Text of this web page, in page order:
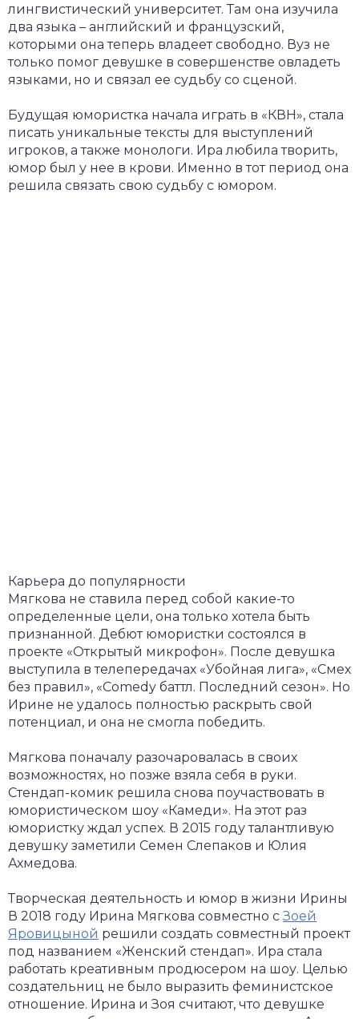
лингвистический университет. Там она изучила
два языка – английский и французский,
которыми она теперь владеет свободно. Вуз не
только помог девушке в совершенстве овладеть
языками, но и связал ее судьбу со сценой.
Будущая юмористка начала играть в «КВН», стала
писать уникальные тексты для выступлений
игроков, а также монологи. Ира любила творить,
юмор был у нее в крови. Именно в тот период она
решила связать свою судьбу с юмором.
Карьера до популярности
Мягкова не ставила перед собой какие-то
определенные цели, она только хотела быть
признанной. Дебют юмористки состоялся в
проекте «Открытый микрофон». После девушка
выступила в телепередачах «Убойная лига», «Смех
без правил», «Comedy баттл. Последний сезон». Но
Ирине не удалось полностью раскрыть свой
потенциал, и она не смогла победить.
Мягкова поначалу разочаровалась в своих
возможностях, но позже взяла себя в руки.
Стендап-комик решила снова поучаствовать в
юмористическом шоу «Камеди». На этот раз
юмористку ждал успех. В 2015 году талантливую
девушку заметили Семен Слепаков и Юлия
Ахмедова.
Творческая деятельность и юмор в жизни Ирины
В 2018 году Ирина Мягкова совместно сЗоей
Яровицыной решили создать совместный проект
под названием «Женский стендап». Ира стала
работать креативным продюсером на шоу. Целью
создательниц не было выразить феминистское
отношение. Ирина и Зоя считают, что девушке